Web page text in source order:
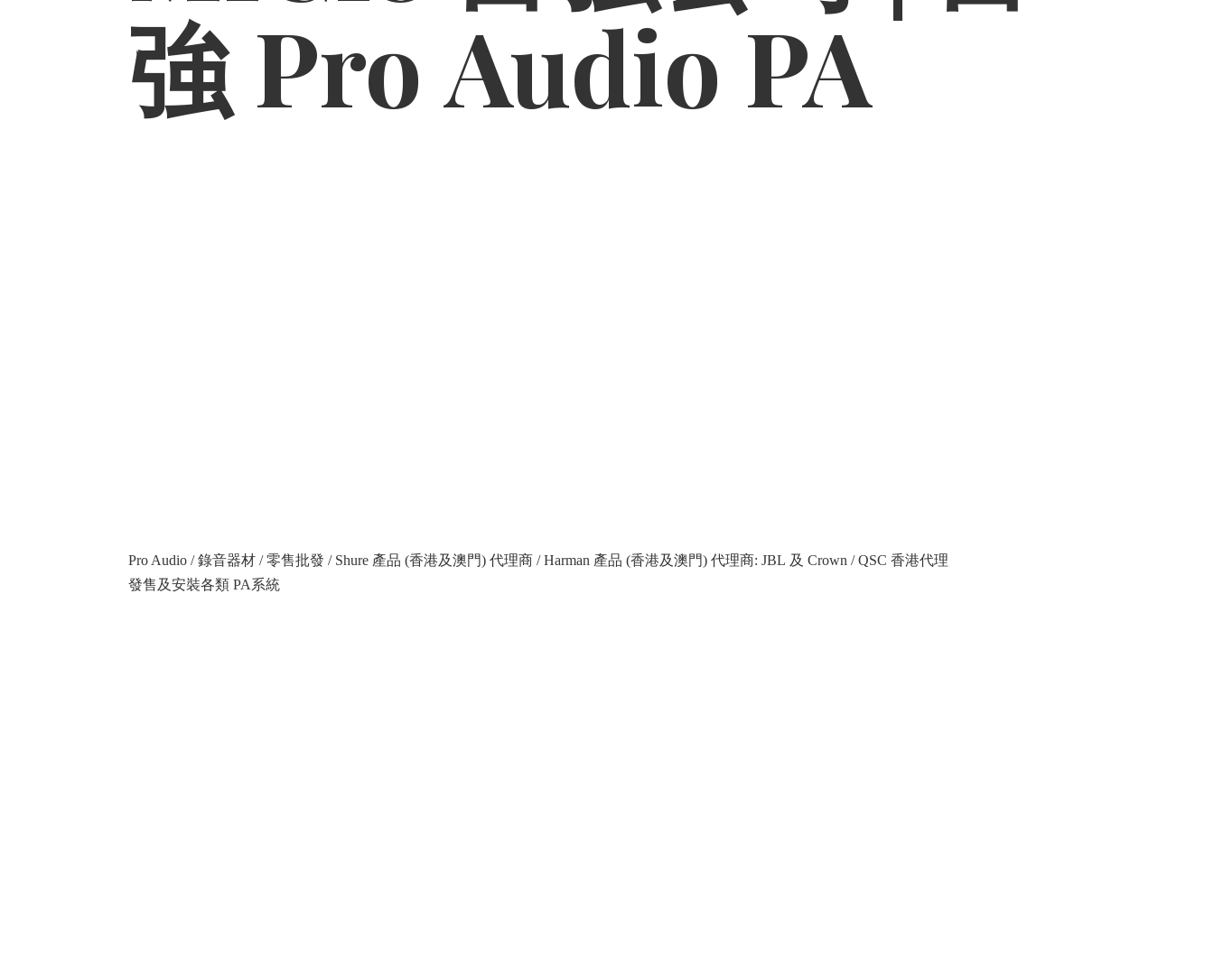
強 ProAudio PA
Pro Audio / 錄音器材 / 零售批發 / Shure 產品 (香港及澳門) 代理商 / Harman 產品 (香港及澳門) 代理商: JBL 及 Crown / QSC 香港代理
發售及安裝各類 PA系統